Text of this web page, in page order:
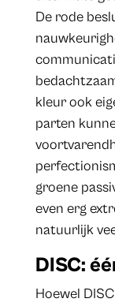
De rode
kleur ook
parten
groene
even erg
natuurlijk
DISC:
Hoewel